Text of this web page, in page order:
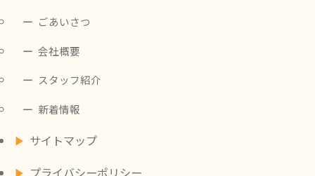
ごあいさつ
会社概要
スタッフ紹介
新着情報
サイトマップ
プライバシーポリシー